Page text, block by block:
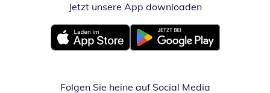
Jetzt unsere App downloadenÖffnet in
Öffnet in neuem FensterÖffnet in neuem Fenster
Folgen Sie heine auf Social Media